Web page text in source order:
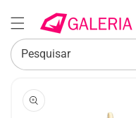
Pesquisar
SALTAR PARA
INFORMAÇÃO
DO PRODUTO